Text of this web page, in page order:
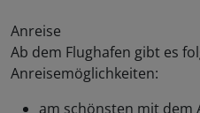
Anreise
Ab dem Flughafen gibt es
Anreisemöglichkeiten:
am schönsten mit dem